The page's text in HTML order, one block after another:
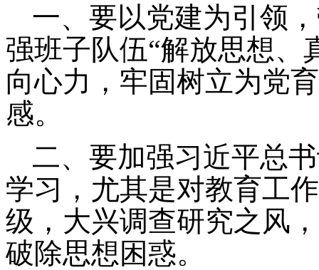
一、要以党建为引领
强班子队伍“解放思想、
向心力，牢固树立为党
感。
二、要加强习近平总
学习，尤其是对教育工
级 ， 大兴调查研究之风
破除思想困惑。